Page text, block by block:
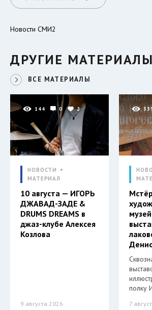
Новости СМИ2
ДРУГИЕ МАТЕРИАЛЫ
ВСЕ МАТЕРИАЛЫ
144 0 2
НОВОСТИ
МАТЕРИАЛ
10 августа — ИГОРЬ
ДЖАВАД-ЗАДЕ &
DRUMS DREAMS в
джаз-клубе Алексея
Козлова
9 августа 2026
полку
7